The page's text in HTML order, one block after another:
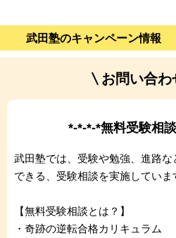
武田塾のキャンペーン情報
お問い合わ
*-*-*-*無料受験相
武田塾では、受験や勉強、進路
できる、受験相談を実施していま
【無料受験相談とは？】
・奇跡の逆転合格カリキュラム